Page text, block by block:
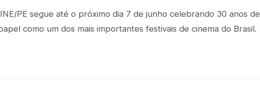
PE segue até o próximo dia 7 de junho celebrando 30 anos de
como um dos mais importantes festivais de cinema do Brasil.